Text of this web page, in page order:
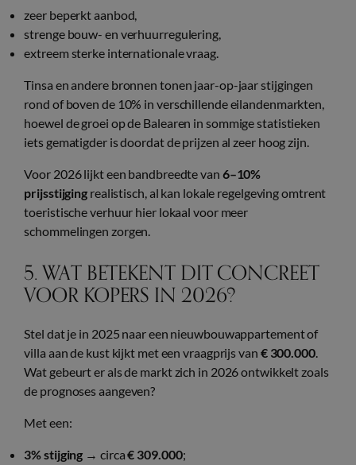
zeer beperkt aanbod,
strenge bouw- en verhuurregulering,
extreem sterke internationale vraag.
Tinsa en andere bronnen tonen jaar-op-jaar stijgingen
rond of boven de 10% in verschillende eilandenmarkten,
hoewel de groei op de Balearen in sommige statistieken
iets gematigder is doordat de prijzen al zeer hoog zijn.
Voor 2026 lijkt een bandbreedte van 6–10%
prijsstijging realistisch, al kan lokale regelgeving omtrent
toeristische verhuur hier lokaal voor meer
schommelingen zorgen.
5. WAT BETEKENT DIT CONCREET
VOOR KOPERS IN 2026?
Stel dat je in 2025 naar een nieuwbouwappartement of
villa aan de kust kijkt met een vraagprijs van € 300.000.
Wat gebeurt er als de markt zich in 2026 ontwikkelt zoals
de prognoses aangeven?
Met een:
3% stijging → circa€ 309.000;